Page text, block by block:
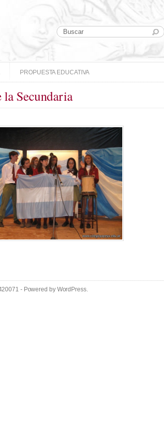
PROPUESTA EDUCATIVA
la Secundaria
- Powered by WordPress.